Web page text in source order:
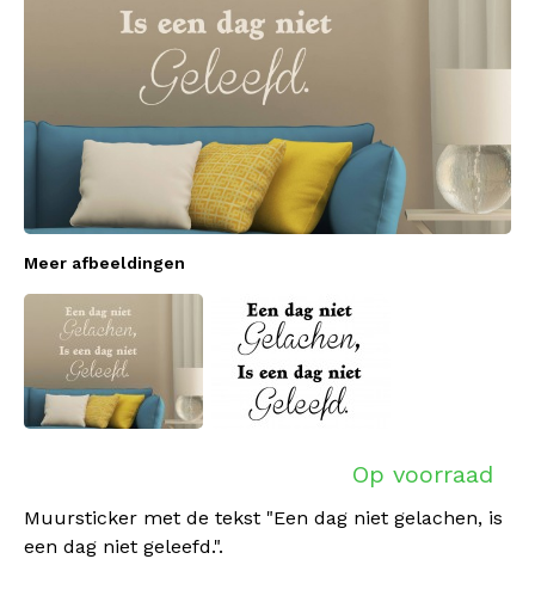
Meer afbeeldingen
Op voorraad
Muursticker met de tekst "Een dag niet gelachen, is
een dag niet geleefd.".